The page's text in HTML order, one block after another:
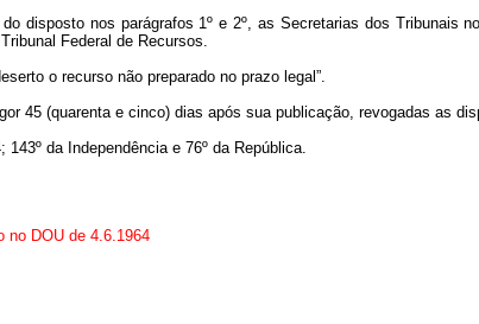
disposto nos parágrafos 1º e 2º, as Secretarias dos
Federal de Recursos.
o recurso não preparado no prazo legal”.
45 (quarenta e cinco) dias após sua publicação, revogadas as
143º da Independência e 76º da República.
no DOU de 4.6.1964